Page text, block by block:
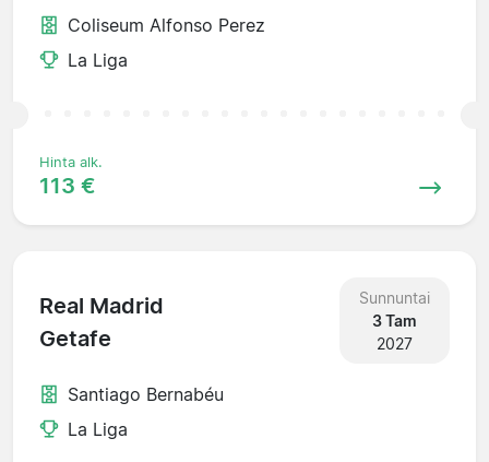
Coliseum Alfonso Perez
La Liga
Hinta alk.
113 €
Real Madrid
Getafe
Sunnuntai
3 Tam
2027
Santiago Bernabéu
La Liga